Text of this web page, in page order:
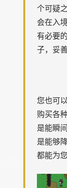
个可疑
会在入
有必要
子，妥
您也可
购买各
是能瞬
是能够
都能为